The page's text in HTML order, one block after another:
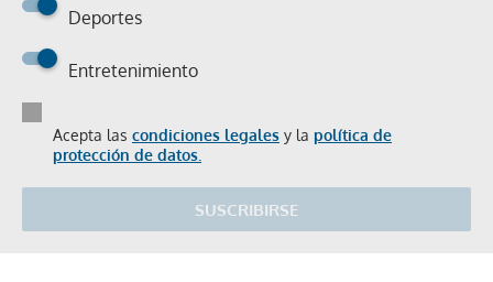
Deportes
Entretenimiento
Acepta las condiciones legales y la política de
protección de datos.
SUSCRIBIRSE